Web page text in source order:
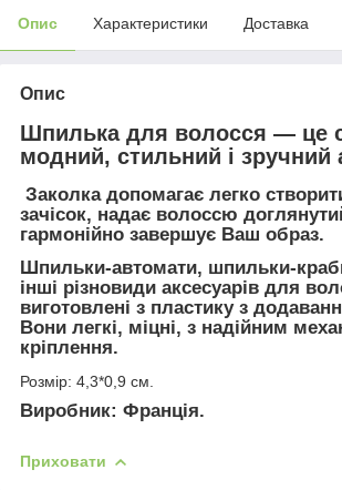
Опис Характеристики Доставка
Опис
Шпилька для волосся — це
модний, стильний і зручний
Заколка допомагає легко
зачісок, надає волоссю
гармонійно завершує Ваш образ.
Шпильки-автомати, шпильки-
інші різновиди аксесуарів для
виготовлені з пластику з
Вони легкі, міцні, з надійним
кріплення.
Розмір: 4,3*0,9 см.
Виробник: Франція.
Приховати